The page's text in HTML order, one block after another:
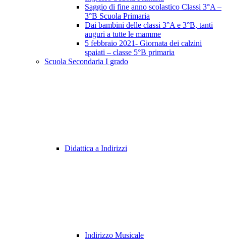
Saggio di fine anno scolastico Classi 3°A –
3°B Scuola Primaria
Dai bambini delle classi 3°A e 3°B, tanti
auguri a tutte le mamme
5 febbraio 2021- Giornata dei calzini
spaiati – classe 5°B primaria
Scuola Secondaria I grado
Didattica a Indirizzi
Indirizzo Musicale